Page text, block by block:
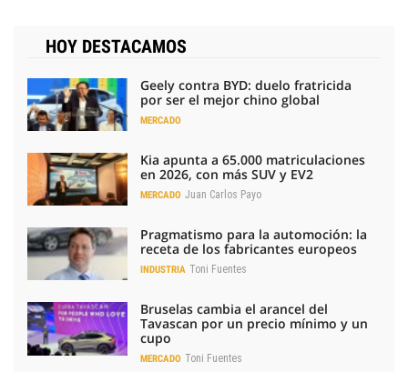
HOY DESTACAMOS
Geely contra BYD: duelo fratricida
por ser el mejor chino global
MERCADO
Kia apunta a 65.000 matriculaciones
en 2026, con más SUV y EV2
MERCADO Juan Carlos Payo
Pragmatismo para la automoción: la
receta de los fabricantes europeos
INDUSTRIA Toni Fuentes
Bruselas cambia el arancel del
Tavascan por un precio mínimo y un
cupo
MERCADO Toni Fuentes